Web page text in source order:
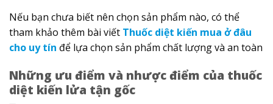
Nếu bạn chưa biết nên chọn sản phẩm nào, có thể
tham khảo thêm bài viết Thuốc diệt kiến mua ở đâu
cho uy tín để lựa chọn sản phẩm chất lượng và an toàn
Những ưu điểm và nhược điểm của thuốc
diệt kiến lửa tận gốc